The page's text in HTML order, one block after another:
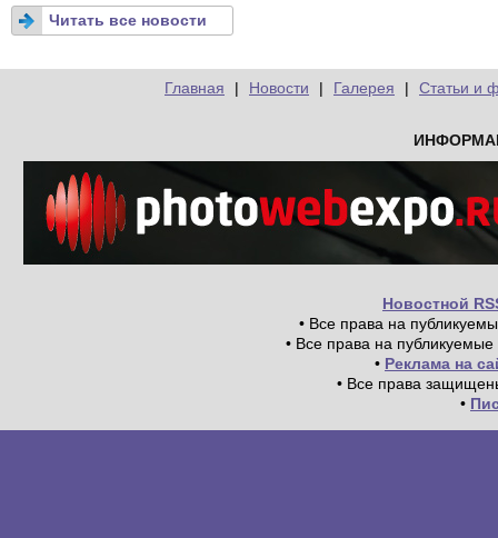
Читать все новости
Главная | Новости | Галерея | Статьи и
Новостной
• Все права на
• Все права на
• Реклама на
• Все права
•